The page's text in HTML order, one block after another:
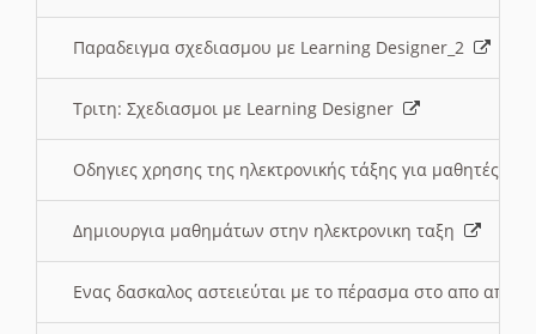
Παραδειγμα σχεδιασμου με Learning Designer_2
Τριτη: Σχεδιασμοι με Learning Designer
Οδηγιες χρησης της ηλεκτρονικής τάξης για μαθητές
Δημιουργια μαθημάτων στην ηλεκτρονικη ταξη
Ενας δασκαλος αστειεύται με το πέρασμα στο απο